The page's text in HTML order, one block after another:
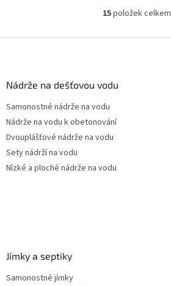
prostupů pro potrubí a hadice...
O
l
15položek celkem
Nádrže na dešťovou vodu
Samonostné nádrže na vodu
Nádrže na vodu k obetonování
Dvouplášťové nádrže na vodu
Sety nádrží na vodu
Nízké a ploché nádrže na vodu
Jímky a septiky
Samonostné jímky